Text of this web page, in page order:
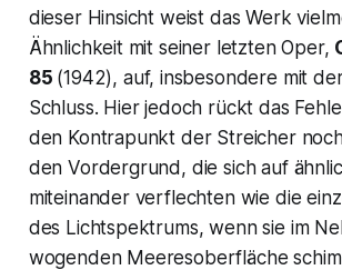
dieser Hinsicht weist das Werk
Ähnlichkeit mit seiner letzten Oper,
85 (1942), auf, insbesondere mit
Schluss. Hier jedoch rückt das
den Kontrapunkt der Streicher
den Vordergrund, die sich auf
miteinander verflechten wie die
des Lichtspektrums, wenn sie im
wogenden Meeresoberfläche